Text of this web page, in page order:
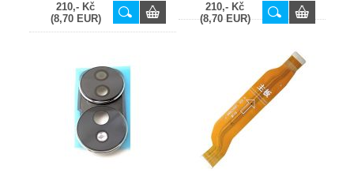
210,- Kč
(8,70 EUR)
210,- Kč
(8,70 EUR)